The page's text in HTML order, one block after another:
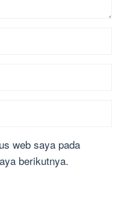
web saya pada
berikutnya.